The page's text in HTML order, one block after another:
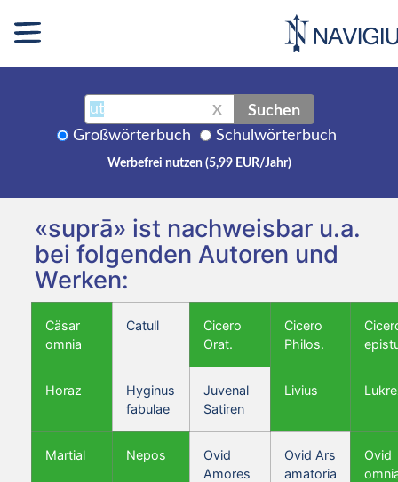
X Suchen
Großwörterbuch Schulwörterbuch
Werbefrei nutzen (5,99 EUR/Jahr)
«suprā» ist nachweisbar u.a.
bei folgenden Autoren und
Werken:
Cäsar
omnia
Catull
Cicero
Orat.
Cicero
Philos.
Horaz
Hyginus
fabulae
Juvenal
Satiren
Livius
Martial Nepos
Ovid
Amores
Ovid Ars
amatoria
Ovid